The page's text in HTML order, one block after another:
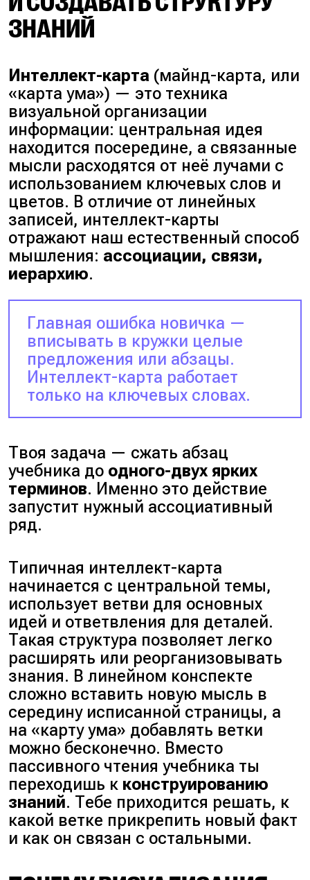
ЗНАНИЙ
Интеллект-карта (майнд-карта, или
«карта ума») — это техника
визуальной организации
информации: центральная идея
находится посередине, а связанные
мысли расходятся от неё лучами с
использованием ключевых слов и
цветов. В отличие от линейных
записей, интеллект-карты
отражают наш естественный способ
мышления: ассоциации, связи,
иерархию.
Главная ошибка новичка —
вписывать в кружки целые
предложения или абзацы.
Интеллект-карта работает
только на ключевых словах.
Твоя задача — сжать абзац
учебника до одного-двух ярких
терминов. Именно это действие
запустит нужный ассоциативный
ряд.
Типичная интеллект-карта
начинается с центральной темы,
использует ветви для основных
идей и ответвления для деталей.
Такая структура позволяет легко
расширять или реорганизовывать
знания. В линейном конспекте
сложно вставить новую мысль в
середину исписанной страницы, а
на «карту ума» добавлять ветки
можно бесконечно. Вместо
пассивного чтения учебника ты
переходишь к конструированию
знаний. Тебе приходится решать, к
какой ветке прикрепить новый факт
и как он связан с остальными.